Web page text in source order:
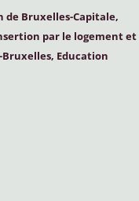
de Bruxelles-Capitale,
par le logement et
Education